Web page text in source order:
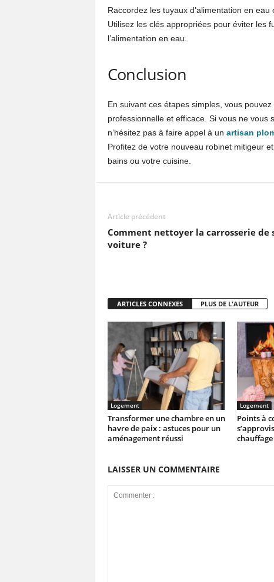
Raccordez les tuyaux d’alimentation en
Utilisez les clés appropriées pour éviter les
l’alimentation en eau.
Conclusion
En suivant ces étapes simples, vous
professionnelle et efficace. Si vous ne vous
n’hésitez pas à faire appel à un artisan
Profitez de votre nouveau robinet mitigeur
bains ou votre cuisine.
Article précédent
Comment nettoyer la carrosserie de
voiture ?
ARTICLES CONNEXES PLUS DE L'AUTEUR
Logement
Transformer une chambre en un
havre de paix : astuces pour un
aménagement réussi
Logement
Points à
LAISSER UN COMMENTAIRE